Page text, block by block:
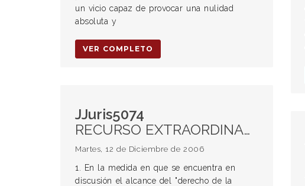
un vicio capaz de provocar una nulidad
absoluta y
VER COMPLETO
JJuris5074
RECURSO EXTRAORDINARIO. Procedencia. Alcance del derecho de defensa a interrogar testigos. PROCESO PENAL. PRUEBA. Declaraciones incorporadas por lectura. GARANTÍAS CONSTITUCIONALES. Violación. DEFENSA EN JUICIO. DEBIDO PROCESO. Derecho de la defensa a controlar la prueba que se incorpora al proceso.
Martes, 12 de Diciembre de 2006
1. En la medida en que se encuentra en
discusión el alcance del "derecho de la